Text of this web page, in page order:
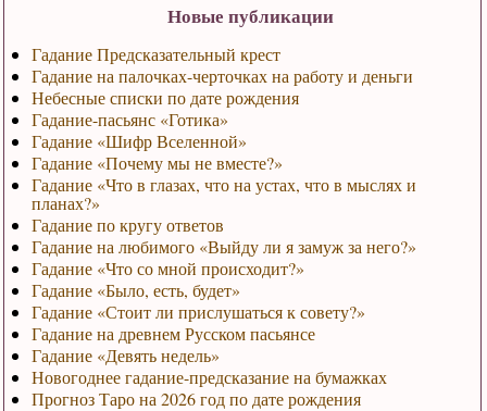
Новые публикации
Гадание Предсказательный крест
Гадание на палочках-черточках на работу и деньги
Небесные списки по дате рождения
Гадание-пасьянс «Готика»
Гадание «Шифр Вселенной»
Гадание «Почему мы не вместе?»
Гадание «Что в глазах, что на устах, что в мыслях и
планах?»
Гадание по кругу ответов
Гадание на любимого «Выйду ли я замуж за него?»
Гадание «Что со мной происходит?»
Гадание «Было, есть, будет»
Гадание «Стоит ли прислушаться к совету?»
Гадание на древнем Русском пасьянсе
Гадание «Девять недель»
Новогоднее гадание-предсказание на бумажках
Прогноз Таро на 2026 год по дате рождения